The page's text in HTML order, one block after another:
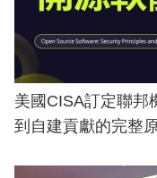
美國CISA訂定聯邦
到自建貢獻的完整